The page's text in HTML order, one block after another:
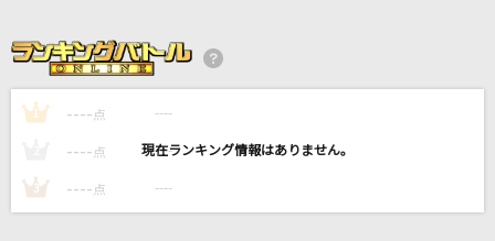
ブリキノダンス
もっと見る
1 ---- 点 ----
---- 点 ----
3 ---- 点 ----